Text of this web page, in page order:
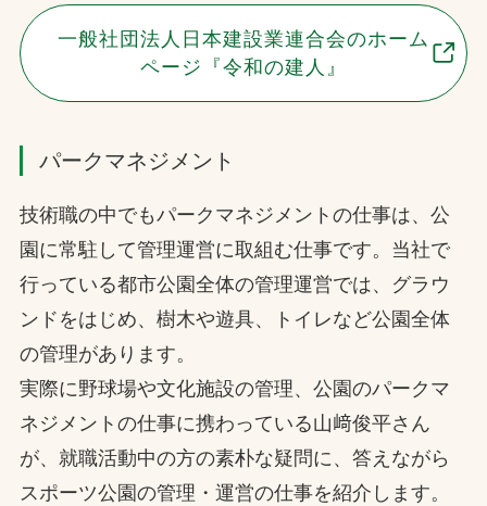
一般社団法人日本建設業連合会のホーム
ページ『令和の建人』
パークマネジメント
技術職の中でもパークマネジメントの仕事は、公
園に常駐して管理運営に取組む仕事です。当社で
行っている都市公園全体の管理運営では、グラウ
ンドをはじめ、樹木や遊具、トイレなど公園全体
の管理があります。
実際に野球場や文化施設の管理、公園のパークマ
ネジメントの仕事に携わっている山﨑俊平さん
が、就職活動中の方の素朴な疑問に、答えながら
スポーツ公園の管理・運営の仕事を紹介します。